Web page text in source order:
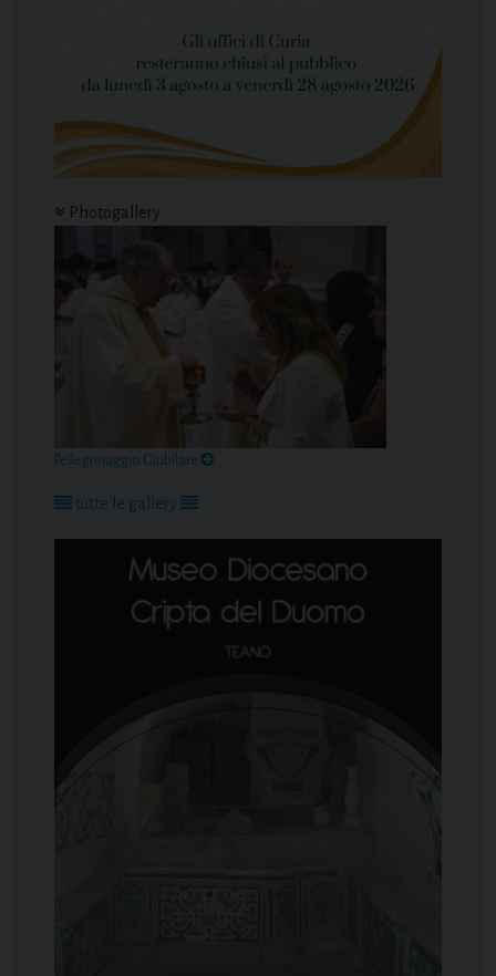
Photogallery
Pellegrinaggio Giubilare
tutte le gallery